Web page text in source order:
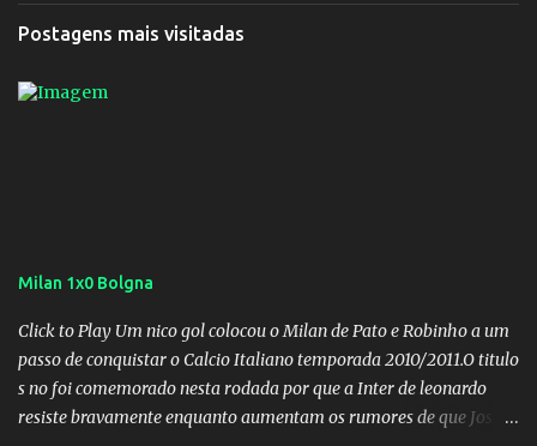
Postagens mais visitadas
Milan 1x0 Bolgna
Click to Play Um nico gol colocou o Milan de Pato e Robinho a um
passo de conquistar o Calcio Italiano temporada 2010/2011.O titulo
s no foi comemorado nesta rodada por que a Inter de leonardo
resiste bravamente enquanto aumentam os rumores de que Jos